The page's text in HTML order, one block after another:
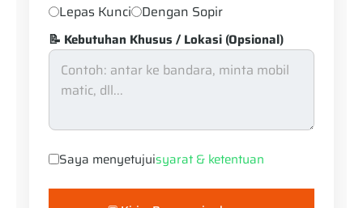
Lepas Kunci Dengan Sopir
📝 Kebutuhan Khusus / Lokasi (Opsional)
Saya menyetujuisyarat & ketentuan